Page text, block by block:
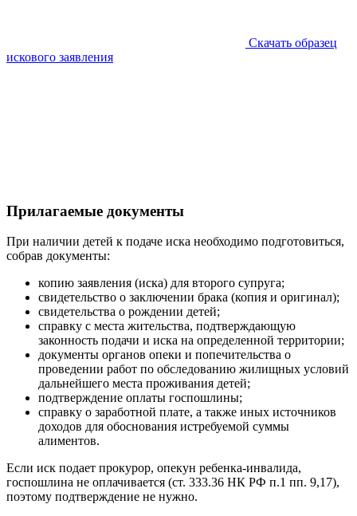
Скачать образец
искового заявления
Прилагаемые документы
При наличии детей к подаче иска необходимо подготовиться,
собрав документы:
копию заявления (иска) для второго супруга;
свидетельство о заключении брака (копия и оригинал);
свидетельства о рождении детей;
справку с места жительства, подтверждающую
законность подачи и иска на определенной территории;
документы органов опеки и попечительства о
проведении работ по обследованию жилищных условий
дальнейшего места проживания детей;
подтверждение оплаты госпошлины;
справку о заработной плате, а также иных источников
доходов для обоснования истребуемой суммы
алиментов.
Если иск подает прокурор, опекун ребенка-инвалида,
госпошлина не оплачивается (ст. 333.36 НК РФ п.1 пп. 9,17),
поэтому подтверждение не нужно.